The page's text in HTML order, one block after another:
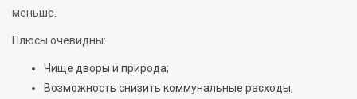
меньше.
Плюсы очевидны:
Чище дворы и природа;
Возможность снизить коммунальные расходы;